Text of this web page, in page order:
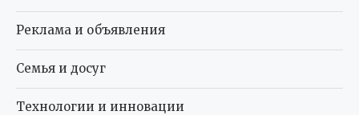
Реклама и объявления
Семья и досуг
Технологии и инновации